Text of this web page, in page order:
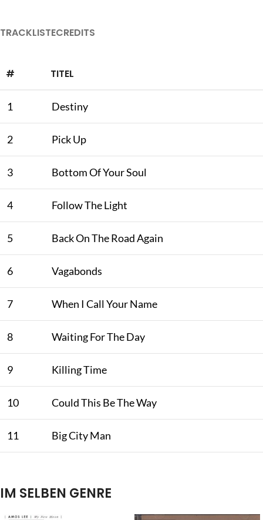
TRACKLISTECREDITS
# TITEL
1 Destiny
2 Pick Up
3 Bottom Of Your Soul
4 Follow The Light
5 Back On The Road Again
6 Vagabonds
7 When I Call Your Name
8 Waiting For The Day
9 Killing Time
10 Could This Be The Way
11 Big City Man
IM SELBEN GENRE